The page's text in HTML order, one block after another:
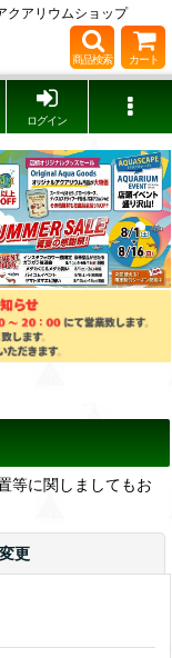
クアリウムショップ
商品検索 カート
ログイン
等に関しましてもお
更